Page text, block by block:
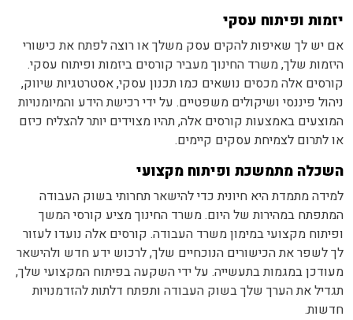
יזמות ופיתוח עסקי
אם יש לך שאיפות להקים עסק משלך או רוצה לפתח את כישורי
היזמות שלך, משרד החינוך מעביר קורסים ביזמות ופיתוח עסקי.
קורסים אלה מכסים נושאים כמו תכנון עסקי, אסטרטגיות שיווק,
ניהול פיננסי ושיקולים משפטיים. על ידי רכישת הידע והמיומנויות
המוצעים באמצעות קורסים אלה, תהיו מצוידים יותר להצליח כיזם
או לתרום לצמיחת עסקים קיימים.
השכלה מתמשכת ופיתוח מקצועי
למידה מתמדת היא חיונית כדי להישאר תחרותי בשוק העבודה
המתפתח במהירות של היום. משרד החינוך מציע קורסי המשך
ופיתוח מקצועי במימון משרד העבודה. קורסים אלה נועדו לעזור
לך לשפר את הכישורים הנוכחיים שלך, לרכוש ידע חדש ולהישאר
מעודכן במגמות בתעשייה. על ידי השקעה בפיתוח המקצועי שלך,
תגדיל את הערך שלך בשוק העבודה ותפתח דלתות להזדמנויות
חדשות.